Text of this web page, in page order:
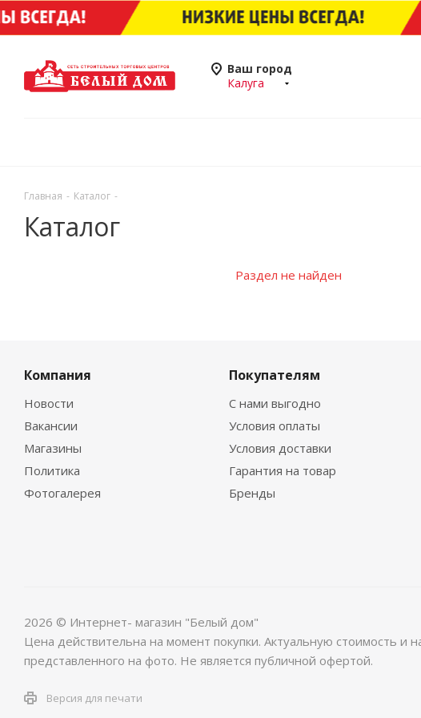
Ваш город
Калуга
Главная - Каталог -
Каталог
Раздел не найден
Компания
Новости
Вакансии
Магазины
Политика
Фотогалерея
Покупателям
С нами выгодно
Условия оплаты
Условия доставки
Гарантия на товар
Бренды
2026 © Интернет- магазин "Белый дом"
Цена действительна на момент покупки. Актуальную стоимость
представленного на фото. Не является публичной офертой.
Версия для печати